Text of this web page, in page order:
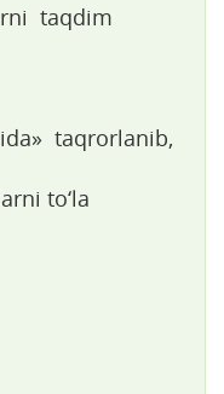
taqdim
taqrorlanib,
to‘la